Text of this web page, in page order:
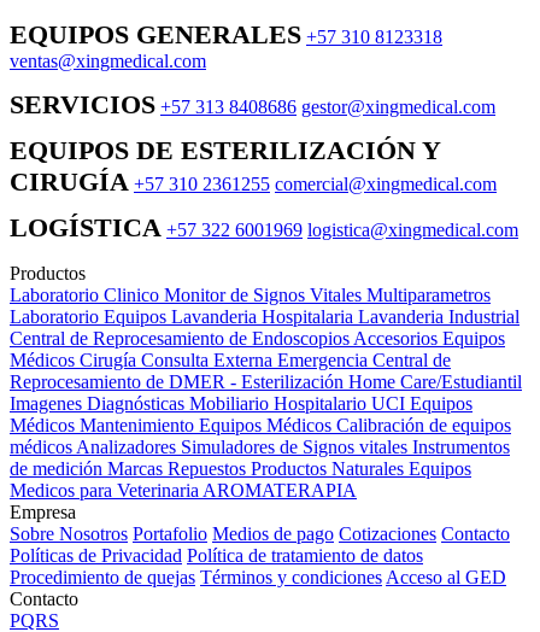
EQUIPOS GENERALES +57 310 8123318
ventas@xingmedical.com
SERVICIOS +57 313 8408686 gestor@xingmedical.com
EQUIPOS DE ESTERILIZACIÓN Y
CIRUGÍA +57 310 2361255 comercial@xingmedical.com
LOGÍSTICA +57 322 6001969 logistica@xingmedical.com
Productos
Laboratorio Clinico Monitor de Signos Vitales Multiparametros
Laboratorio Equipos Lavanderia Hospitalaria Lavanderia Industrial
Central de Reprocesamiento de Endoscopios Accesorios Equipos
Médicos Cirugía Consulta Externa Emergencia Central de
Reprocesamiento de DMER - Esterilización Home Care/Estudiantil
Imagenes Diagnósticas Mobiliario Hospitalario UCI Equipos
Médicos Mantenimiento Equipos Médicos Calibración de equipos
médicos Analizadores Simuladores de Signos vitales Instrumentos
de medición Marcas Repuestos Productos Naturales Equipos
Medicos para Veterinaria AROMATERAPIA
Empresa
Sobre Nosotros Portafolio Medios de pago Cotizaciones Contacto
Políticas de Privacidad Política de tratamiento de datos
Procedimiento de quejas Términos y condiciones Acceso al GED
Contacto
PQRS